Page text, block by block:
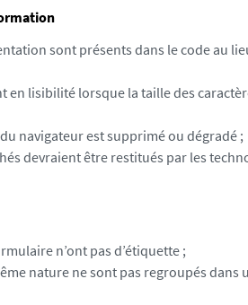
sont présents dans le code au
en lisibilité lorsque la taille des
navigateur est supprimé ou dégradé ;
devraient être restitués par les
n’ont pas d’étiquette ;
nature ne sont pas regroupés dans